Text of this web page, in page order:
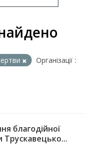
Організації :
благодійної
Трускавецько...